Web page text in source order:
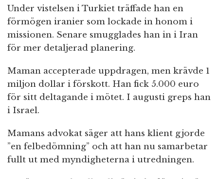
Under vistelsen i Turkiet träffade han en
förmögen iranier som lockade in honom i
missionen. Senare smugglades han in i Iran
för mer detaljerad planering.
Maman accepterade uppdragen, men krävde 1
miljon dollar i förskott. Han fick 5.000 euro
för sitt deltagande i mötet. I augusti greps han
i Israel.
Mamans advokat säger att hans klient gjorde
”en felbedömning” och att han nu samarbetar
fullt ut med myndigheterna i utredningen.